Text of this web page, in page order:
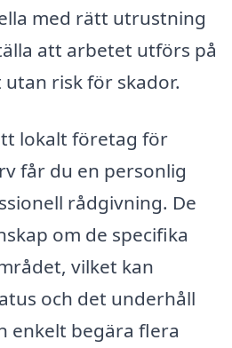
med rätt utrustning
att arbetet utförs på
risk för skador.
lokalt företag för
får du en personlig
rådgivning. De
om de specifika
vilket kan
och det underhåll
enkelt begära flera